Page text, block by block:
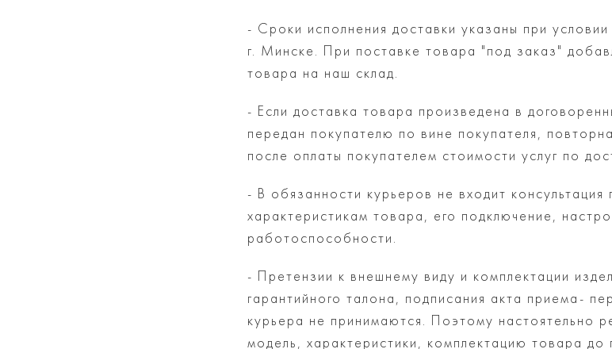
- Сроки исполнения доставки указаны при
г. Минске. При поставке товара "под заказ"
товара на наш склад.
- Если доставка товара произведена в
передан покупателю по вине покупателя,
после оплаты покупателем стоимости услуг по
- В обязанности курьеров не входит консультация
характеристикам товара, его подключение,
работоспособности.
- Претензии к внешнему виду и комплектации
гарантийного талона, подписания акта приема-
курьера не принимаются. Поэтому настоятельно
модель, характеристики, комплектацию товара до